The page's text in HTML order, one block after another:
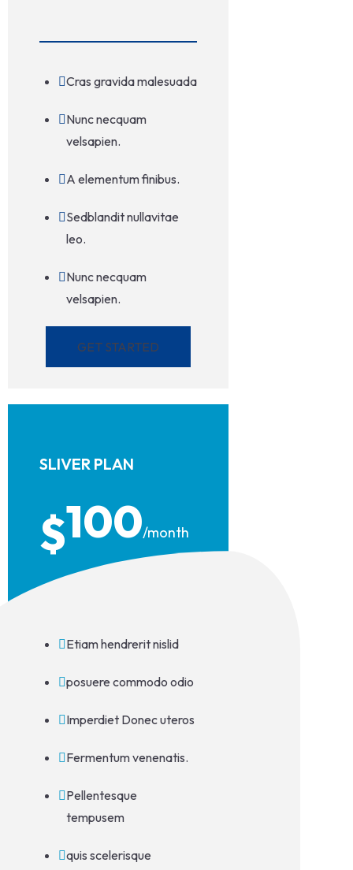
Cras gravida malesuada
Nunc necquam
velsapien.
A elementum finibus.
Sedblandit nullavitae
leo.
Nunc necquam
velsapien.
GET STARTED
SLIVER PLAN
$100/month
Etiam hendrerit nislid
posuere commodo odio
Imperdiet Donec uteros
Fermentum venenatis.
Pellentesque
tempusem
quis scelerisque